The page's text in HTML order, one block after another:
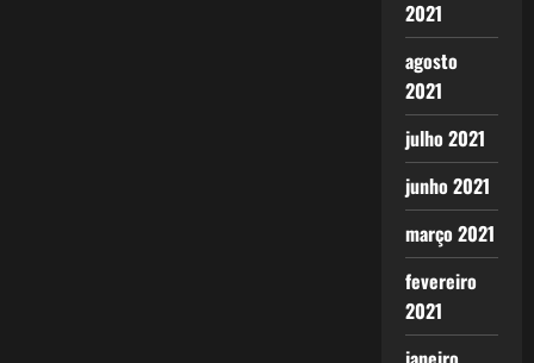
2021
agosto
2021
julho 2021
junho 2021
março 2021
fevereiro
2021